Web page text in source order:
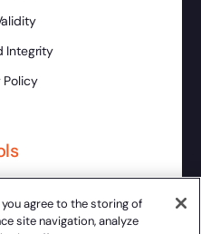
Integrity
Policy
you agree to the storing of
site navigation, analyze